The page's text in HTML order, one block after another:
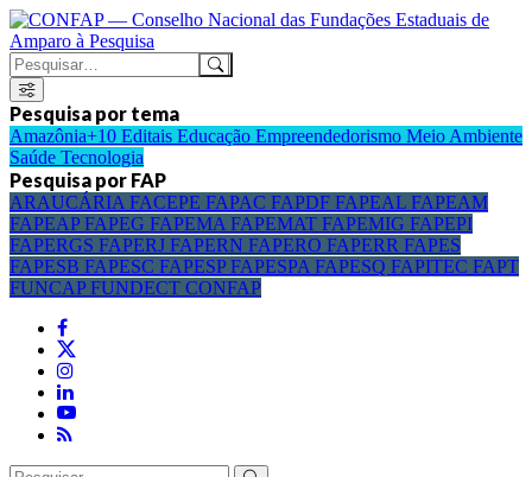
Pesquisa por tema
Amazônia+10 Editais Educação Empreendedorismo Meio Ambiente
Saúde Tecnologia
Pesquisa por FAP
ARAUCÁRIA FACEPE FAPAC FAPDF FAPEAL FAPEAM
FAPEAPFAPEG FAPEMA FAPEMAT FAPEMIG FAPEPI
FAPERGS FAPERJ FAPERN FAPERO FAPERR FAPES
FAPESB FAPESC FAPESPFAPESPA FAPESQ FAPITEC FAPT
FUNCAPFUNDECT CONFAP